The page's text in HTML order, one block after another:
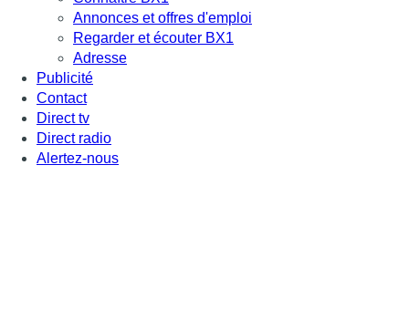
Annonces et offres d'emploi
Regarder et écouter BX1
Adresse
Publicité
Contact
Direct tv
Direct radio
Alertez-nous